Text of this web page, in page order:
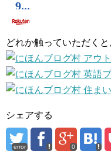
どれか触っていただくと
シェアする
error 0